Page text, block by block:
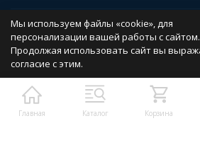
Главная Каталог Корзина
Иформация
Политика персональных данных
Разработано в
bodysite.ru
Мы используем файлы «cookie», для
персонализации вашей работы с сайтом.
Продолжая использовать сайт вы
согласие с этим.